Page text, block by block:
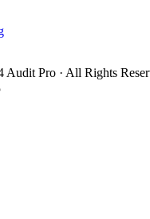
Pro · All Rights